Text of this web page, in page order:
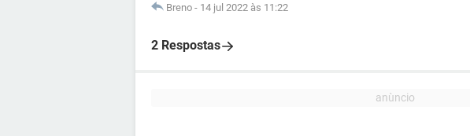
Breno - 14 jul 2022 às 11:22
2 Respostas